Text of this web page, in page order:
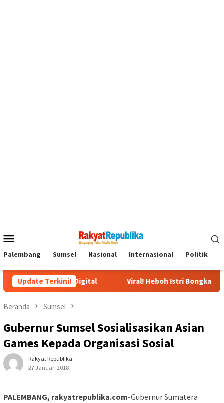
Mobile
Palembang Sumsel Nasional Internasional Politik
Update Terkini!
Era Digital Viral! Heboh Istri Bongkar Isi Chat Ustadz
Beranda Sumsel
Gubernur Sumsel Sosialisasikan Asian
Games Kepada Organisasi Sosial
Rakyat Republika
27 Januari 2018
PALEMBANG, rakyatrepublika.com-Gubernur Sumatera